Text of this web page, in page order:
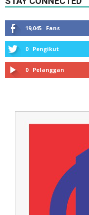
19,045 Fans
0 Pengikut
0 Pelanggan